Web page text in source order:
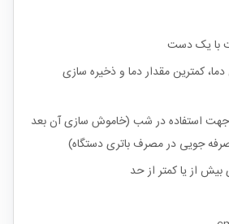
با یک دست
کمترین مقدار دما و ذخیره سازی
جهت استفاده در شب (خاموش سازی آن بعد
از یا کمتر از حد